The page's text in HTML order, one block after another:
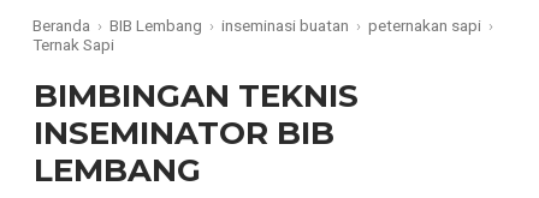
Beranda › BIB Lembang › inseminasi buatan › peternakan sapi ›
Ternak Sapi
BIMBINGAN TEKNIS
INSEMINATOR BIB
LEMBANG